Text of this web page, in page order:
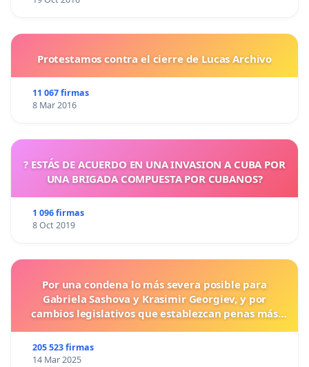
Protestamos contra el cierre de Lucas Archivo
11 067 firmas
8 Mar 2016
? ESTÁS DE ACUERDO EN UNA INVASION A CUBA POR
UNA BRIGADA COMPUESTA POR CUBANOS?
1 096 firmas
8 Oct 2019
Por una condena lo más severa posible para
Gabriela Sashova y Krasimir Georgiev, y por
cambios legislativos que establezcan penas más
205 523 firmas
14 Mar 2025